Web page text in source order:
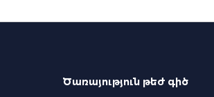
Ծառայություն թեժ գիծ